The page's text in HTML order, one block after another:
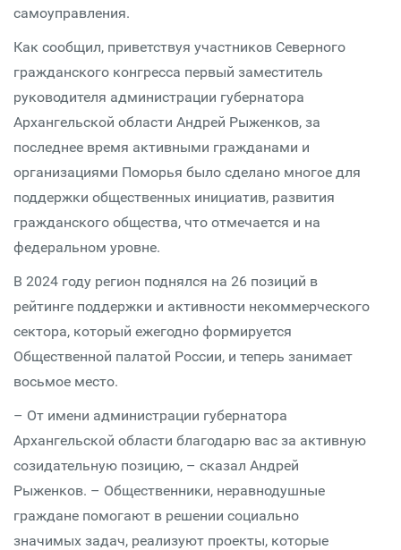
самоуправления.
Как сообщил, приветствуя участников Северного
гражданского конгресса первый заместитель
руководителя администрации губернатора
Архангельской области Андрей Рыженков, за
последнее время активными гражданами и
организациями Поморья было сделано многое для
поддержки общественных инициатив, развития
гражданского общества, что отмечается и на
федеральном уровне.
В 2024 году регион поднялся на 26 позиций в
рейтинге поддержки и активности некоммерческого
сектора, который ежегодно формируется
Общественной палатой России, и теперь занимает
восьмое место.
– От имени администрации губернатора
Архангельской области благодарю вас за активную
созидательную позицию, – сказал Андрей
Рыженков. – Общественники, неравнодушные
граждане помогают в решении социально
значимых задач, реализуют проекты, которые